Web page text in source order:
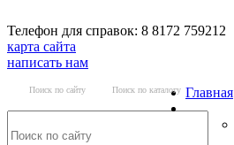
Телефон для справок: 8 8172 759212
карта сайта
написать нам
Поиск по сайту Поиск по каталогу Главная